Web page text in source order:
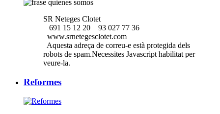
SR Neteges Clotet
691 15 12 20
93 027 77 36
www.srnetegesclotet.com
Aquesta adreça de correu-e està protegida dels
robots de spam.Necessites Javascript habilitat per
veure-la.
Reformes